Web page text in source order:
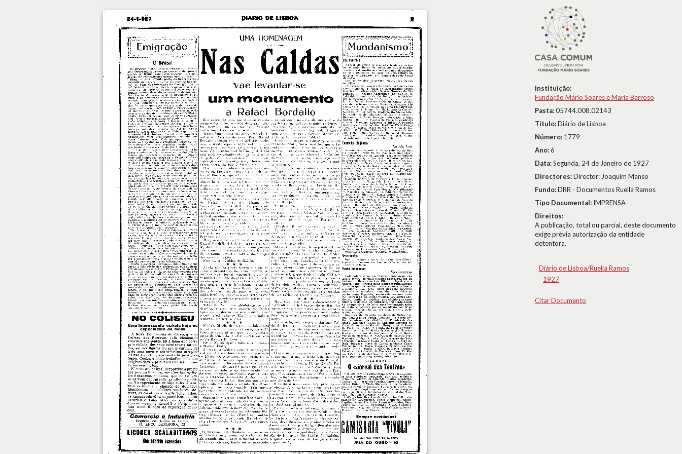
Instituição:
Fundação Mário Soares e Maria Barroso
Pasta:05744.008.02143
Título:Diário de Lisboa
Número: 1779
Ano:6
Data:Segunda, 24 de Janeiro de 1927
Directores:Director: Joaquim Manso
Fundo:DRR - Documentos Ruella Ramos
Tipo Documental: IMPRENSA
Direitos:
A publicação, total ou parcial, deste documento
exige prévia autorização da entidade
detentora.
Diário de Lisboa/Ruella Ramos
1927
Citar Documento